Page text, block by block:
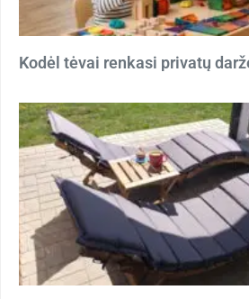
Kodėl tėvai renkasi privatų